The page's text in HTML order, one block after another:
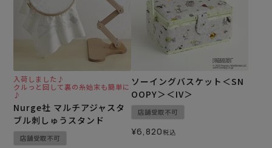
入荷しました♪
クルっと回して裏の糸始末も簡単に
♪
Nurge社 マルチアジャスタ
ブル刺しゅうスタンド
店舗受取不可
ソーイングバスケット＜SN
OOPY＞＜IV＞
店舗受取不可
¥6,820税込